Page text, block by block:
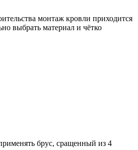
монтаж кровли приходится
выбрать материал и чётко
брус, сращенный из 4